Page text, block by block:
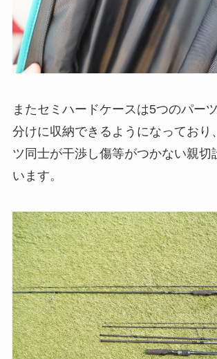
またセミハードケースは5つのパー
分けに収納できるようになっており
ツ同士が干渉し傷等がつかない親切
います。